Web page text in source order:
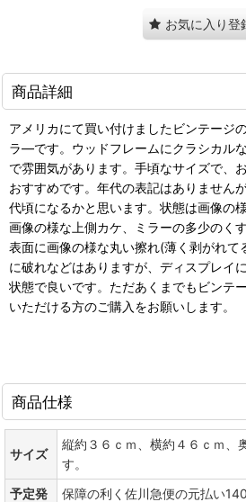
お気に入り登
商品詳細
アメリカにて買い付けましたビンテージ
ラ―です。ウッドフレームにクラシカル
で雰囲気があります。手頃なサイズで、
おすすめです。年代の表記はありません
代頃になるかと思います。状態は画像の
画像の様な上側カケ、ミラーの多少のく
表面に画像の様な丸い擦れ(薄く剥がれて
に破れなどはありますが、ディスプレイ
状態で良いです。ただあくまでもビンテ
いただける方のご購入をお願いします。
商品仕様
サイズ
縦約３６ｃｍ、横約４６ｃｍ、
す。
予定発
保障の利く佐川急便の元払い